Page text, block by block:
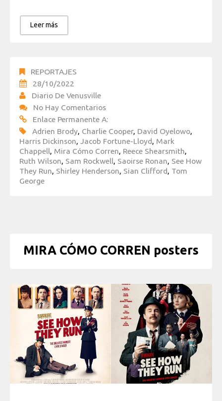
Leer más
REPORTAJES
28/10/2022
Diario De Venusville
No Hay Comentarios
Enlace Permanente A:
Adrien Brody, Charlie Cooper, David Oyelowo,
Harris Dickinson, Jacob Fortune-Lloyd, Mark
Chappell, Mira Cómo Corren, Reece Shearsmith,
Ruth Wilson, Sam Rockwell, Saoirse Ronan, See How
They Run, Shirley Henderson, Sian Clifford, Tom
George
MIRA CÓMO CORREN posters